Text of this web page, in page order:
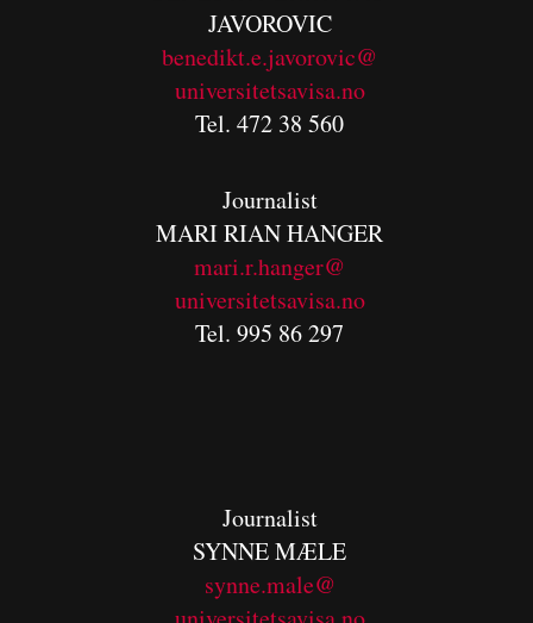
JAVOROVIC
benedikt.e.javorovic@
universitetsavisa.no
Tel. 472 38 560
Journalist
MARI RIAN HANGER
mari.r.hanger@
universitetsavisa.no
Tel. 995 86 297
Journalist
SYNNE MÆLE
synne.male@